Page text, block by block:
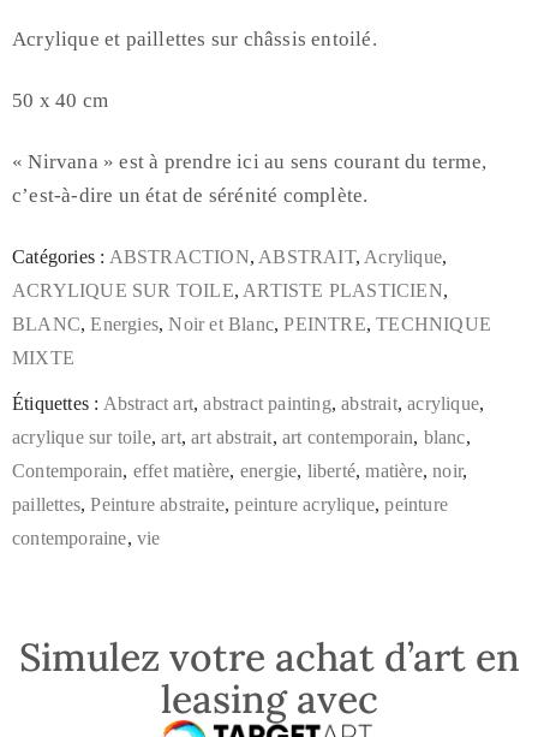
Acrylique et paillettes sur châssis entoilé.
50 x 40 cm
« Nirvana » est à prendre ici au sens courant du terme,
c’est-à-dire un état de sérénité complète.
Catégories : ABSTRACTION, ABSTRAIT, Acrylique,
ACRYLIQUE SUR TOILE, ARTISTE PLASTICIEN,
BLANC,Energies,Noir et Blanc,PEINTRE,TECHNIQUE
MIXTE
Étiquettes : Abstract art,abstract painting,abstrait,acrylique,
acrylique sur toile,art,art abstrait,art contemporain, blanc,
Contemporain, effet matière, energie, liberté,matière,noir,
paillettes,Peinture abstraite,peinture acrylique,peinture
contemporaine,vie
Simulez votre achat d’art en
leasing avec